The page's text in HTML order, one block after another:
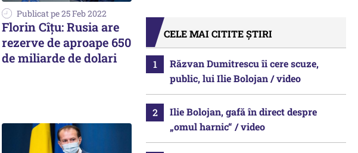
Publicat pe 25 Feb 2022
Florin Cîțu: Rusia are
rezerve de aproape 650
de miliarde de dolari
CELE MAI CITITE ȘTIRI
Răzvan Dumitrescu îi cere scuze,
public, lui Ilie Bolojan / video
Ilie Bolojan, gafă în direct despre
„omul harnic“ / video